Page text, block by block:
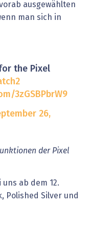
ausgewählten
man sich in
the Pixel
3zGSBPbrW9
26,
der Pixel
uns ab dem 12.
Polished Silver und